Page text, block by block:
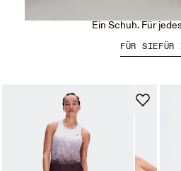
Der
Ein Schuh. Für
FÜR SIEFÜR